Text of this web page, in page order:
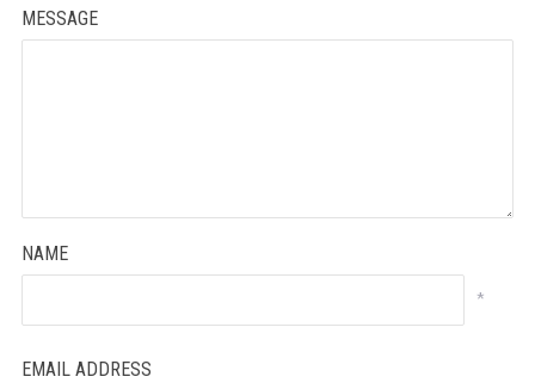
MESSAGE
NAME
*
EMAIL ADDRESS